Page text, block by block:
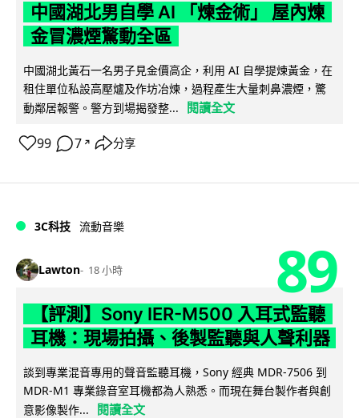
中國湖北男自學 AI 「煉金術」 屋內煉
金冒濃煙驚動全區
中國湖北黃石一名男子見金價高企，利用 AI 自學提煉黃金，在
租住單位私設高壓爐及作坊冶煉，過程產生大量刺鼻濃煙，驚
動鄰居報警。警方到場揭發整...
閱讀全文
99 7 ↗ 分享
3C科技 流動音樂
Lawton 18 小時 89
【評測】Sony IER-M500 入耳式監聽
耳機：現場拍攝、後製監聽與人聲利器
談到專業混音專用的聲音監聽耳機，Sony 經典 MDR-7506 到
MDR-M1 專業錄音室耳機都為人熟悉。而現在舞台製作者與創
意影像製作...
閱讀全文